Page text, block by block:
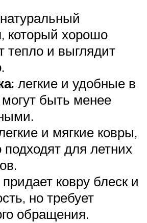
натуральный
который хорошо
тепло и выглядит
легкие и удобные в
быть менее
и мягкие ковры,
для летних
придает ковру блеск и
но требует
обращения.